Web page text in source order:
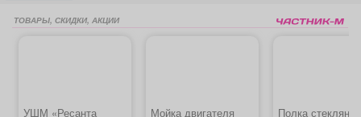
ТОВАРЫ, СКИДКИ, АКЦИИ
УШМ «Ресанта Мойка двигателя Полка